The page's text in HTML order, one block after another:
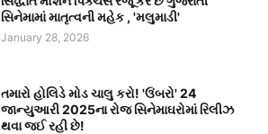
સિનેમામાં માતૃત્વની મહેક , 'મલુમાડી'
January 28, 2026
તમારો હોલિડે મોડ ચાલુ કરો! 'ઉંબરો' 24
જાન્યુઆરી 2025ના રોજ સિનેમાઘરોમાં રિલીઝ
થવા જઈ રહી છે!